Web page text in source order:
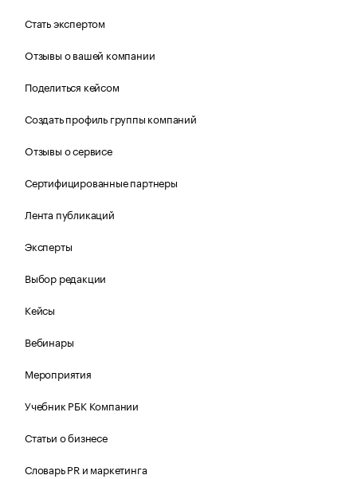
Стать экспертом
Отзывы о вашей компании
Поделиться кейсом
Создать профиль группы компаний
Отзывы о сервисе
Сертифицированные партнеры
Лента публикаций
Эксперты
Выбор редакции
Кейсы
Вебинары
Мероприятия
Учебник РБК Компании
Статьи о бизнесе
Словарь PR и маркетинга